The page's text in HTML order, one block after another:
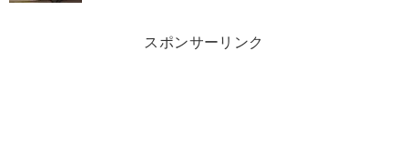
スポンサーリンク